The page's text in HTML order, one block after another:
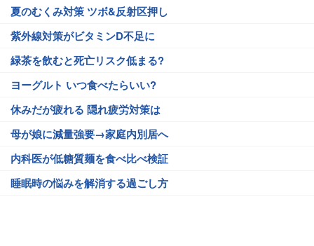
夏のむくみ対策 ツボ&反射区押し
紫外線対策がビタミンD不足に
緑茶を飲むと死亡リスク低まる?
ヨーグルト いつ食べたらいい?
休みだが疲れる 隠れ疲労対策は
母が娘に減量強要→家庭内別居へ
内科医が低糖質麺を食べ比べ検証
睡眠時の悩みを解消する過ごし方